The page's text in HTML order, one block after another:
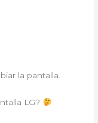
la pantalla.
LG?